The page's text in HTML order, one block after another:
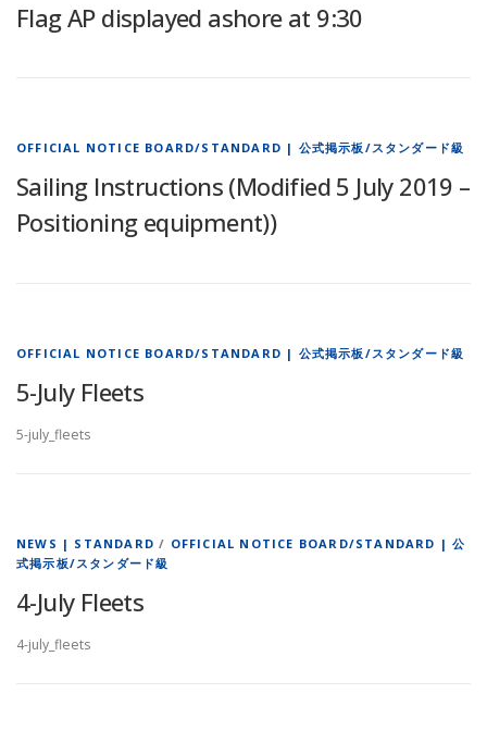
Flag AP displayed ashore at 9:30
OFFICIAL NOTICE BOARD/STANDARD | 公式掲示板/スタンダード級
Sailing Instructions (Modified 5 July 2019 –
Positioning equipment))
OFFICIAL NOTICE BOARD/STANDARD | 公式掲示板/スタンダード級
5-July Fleets
5-july_fleets
NEWS | STANDARD / OFFICIAL NOTICE BOARD/STANDARD | 公
式掲示板/スタンダード級
4-July Fleets
4-july_fleets